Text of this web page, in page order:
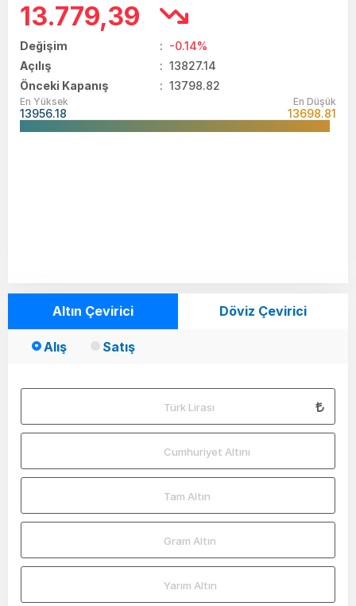
13.779,39
Değişim : -0.14%
Açılış
: 13827.14
Önceki Kapanış
: 13798.82
En Yüksek
13956.18
En Düşük
13698.81
Altın Çevirici Döviz Çevirici
Alış Satış
Türk Lirası
Cumhuriyet Altını
Tam Altın
Gram Altın
Yarım Altın